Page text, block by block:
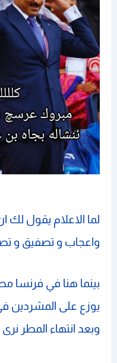
لما الاعلام يقول لك
واعجاب و تصفيق و
بينما هنا في فرنسا
يوزع على المشردين
وبعد انتهاء المطر